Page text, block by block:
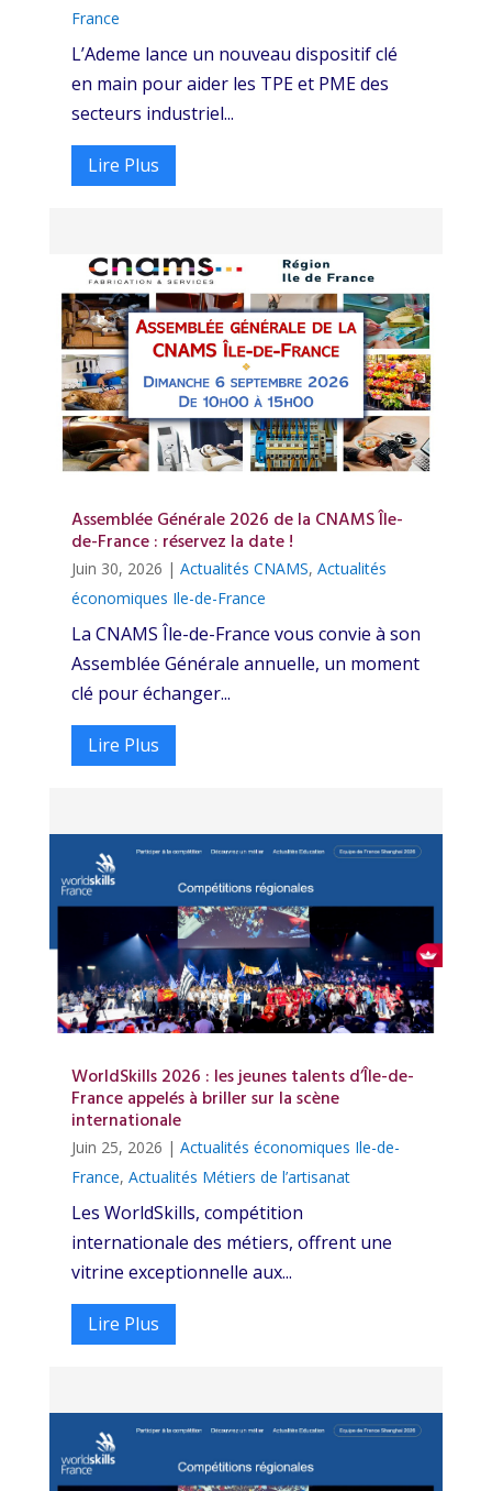
France
L’Ademe lance un nouveau dispositif clé
en main pour aider les TPE et PME des
secteurs industriel...
Lire Plus
Assemblée Générale 2026 de la CNAMS Île-
de-France : réservez la date !
Juin 30, 2026 | Actualités CNAMS, Actualités
économiques Ile-de-France
La CNAMS Île-de-France vous convie à son
Assemblée Générale annuelle, un moment
clé pour échanger...
Lire Plus
WorldSkills 2026 : les jeunes talents d’Île-de-
France appelés à briller sur la scène
internationale
Juin 25, 2026 | Actualités économiques Ile-de-
France, Actualités Métiers de l’artisanat
Les WorldSkills, compétition
internationale des métiers, offrent une
vitrine exceptionnelle aux...
Lire Plus